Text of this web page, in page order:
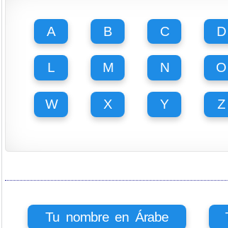
A B C D
L M N O
W X Y Z
Tu nombre en Árabe